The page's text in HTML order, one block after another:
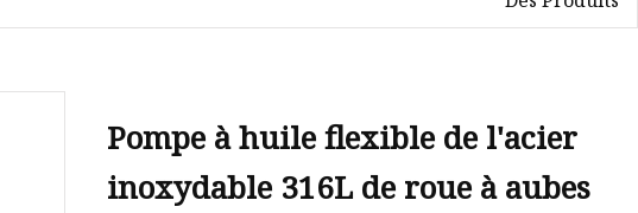
Pompe à huile flexible de l'acier
inoxydable 316L de roue à aubes